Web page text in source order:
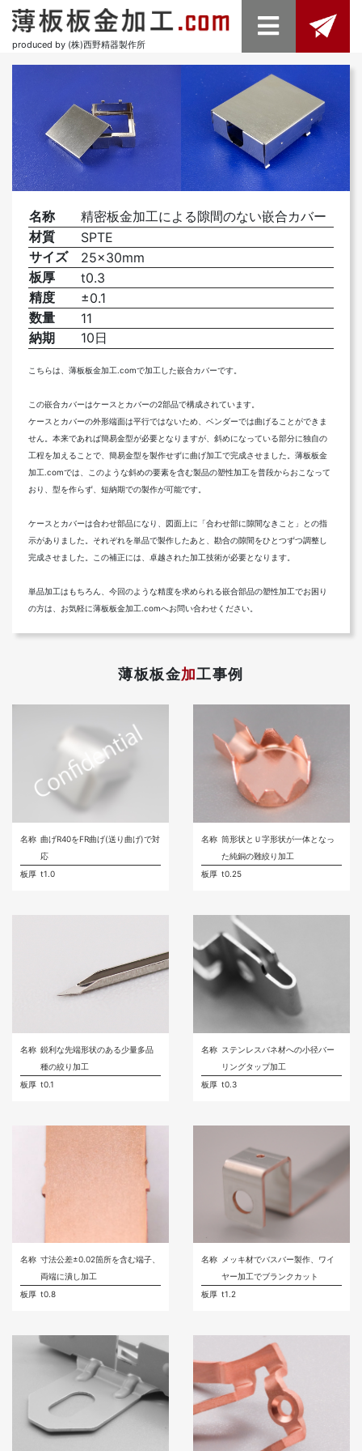
produced by (株)西野精器製作所
名称
精密板金加工による隙間のない嵌合カバー
材質
SPTE
サイズ
25×30mm
板厚
t0.3
精度
±0.1
数量
11
納期
10日
こちらは、薄板板金加工.comで加工した嵌合カバーです。
この嵌合カバーはケースとカバーの2部品で構成されています。
ケースとカバーの外形端面は平行ではないため、ベンダーでは曲げることができま
せん。本来であれば簡易金型が必要となりますが、斜めになっている部分に独自の
工程を加えることで、簡易金型を製作せずに曲げ加工で完成させました。薄板板金
加工.comでは、このような斜めの要素を含む製品の塑性加工を普段からおこなって
おり、型を作らず、短納期での製作が可能です。
ケースとカバーは合わせ部品になり、図面上に「合わせ部に隙間なきこと」との指
示がありました。それぞれを単品で製作したあと、勘合の隙間をひとつずつ調整し
完成させました。この補正には、卓越された加工技術が必要となります。
単品加工はもちろん、今回のような精度を求められる嵌合部品の塑性加工でお困り
の方は、お気軽に薄板板金加工.comへお問い合わせください。
薄板板金加工事例
名称 曲げR40をFR曲げ(送り曲げ)で対
応
板厚 t1.0
名称 筒形状とＵ字形状が一体となっ
た純銅の難絞り加工
板厚 t0.25
名称 鋭利な先端形状のある少量多品
種の絞り加工
板厚 t0.1
名称 ステンレスバネ材への小径バー
リングタップ加工
板厚 t0.3
名称 寸法公差±0.02箇所を含む端子、
両端に潰し加工
板厚 t0.8
名称
メッキ材でバスバー製作、ワイ
ヤー加工でブランクカット
板厚 t1.2